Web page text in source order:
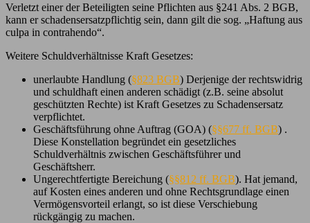
Verletzt einer der Beteiligten seine Pflichten aus §241 Abs. 2 BGB,
kann er schadensersatzpflichtig sein, dann gilt die sog. „Haftung aus
culpa in contrahendo“.
Weitere Schuldverhältnisse Kraft Gesetzes:
unerlaubte Handlung (§823 BGB) Derjenige der rechtswidrig
und schuldhaft einen anderen schädigt (z.B. seine absolut
geschützten Rechte) ist Kraft Gesetzes zu Schadensersatz
verpflichtet.
Geschäftsführung ohne Auftrag (GOA) (§§677 ff. BGB) .
Diese Konstellation begründet ein gesetzliches
Schuldverhältnis zwischen Geschäftsführer und
Geschäftsherr.
Ungerechtfertigte Bereichung (§§812 ff. BGB). Hat jemand,
auf Kosten eines anderen und ohne Rechtsgrundlage einen
Vermögensvorteil erlangt, so ist diese Verschiebung
rückgängig zu machen.